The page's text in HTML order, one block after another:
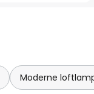
Moderne